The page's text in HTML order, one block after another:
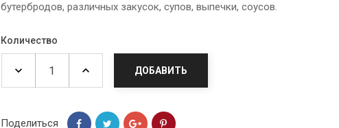
бутербродов, различных закусок, супов, выпечки, соусов.
Количество
ДОБАВИТЬ
Поделиться